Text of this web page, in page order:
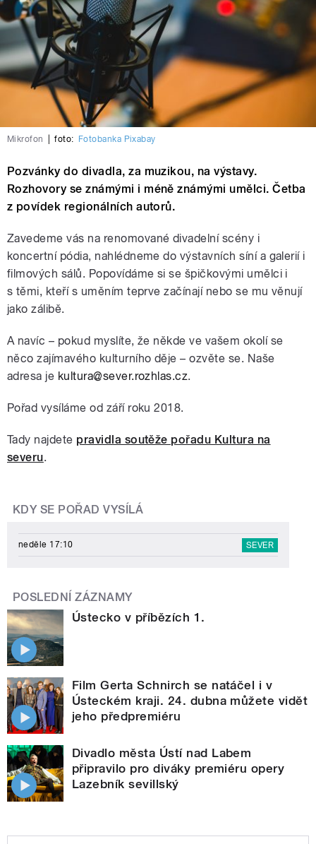
Mikrofon foto: Fotobanka Pixabay
Pozvánky do divadla, za muzikou, na výstavy.
Rozhovory se známými i méně známými umělci. Četba
z povídek regionálních autorů.
Zavedeme vás na renomované divadelní scény i
koncertní pódia, nahlédneme do výstavních síní a galerií i
filmových sálů. Popovídáme si se špičkovými umělci i
s těmi, kteří s uměním teprve začínají nebo se mu věnují
jako zálibě.
A navíc – pokud myslíte, že někde ve vašem okolí se
něco zajímavého kulturního děje – ozvěte se. Naše
adresa je kultura@sever.rozhlas.cz.
Pořad vysíláme od září roku 2018.
Tady najdete pravidla soutěže pořadu Kultura na
severu.
KDY SE POŘAD VYSÍLÁ
neděle 17:10 SEVER
POSLEDNÍ ZÁZNAMY
Ústecko v příbězích 1.
Film Gerta Schnirch se natáčel i v
Ústeckém kraji. 24. dubna můžete vidět
jeho předpremiéru
Divadlo města Ústí nad Labem
připravilo pro diváky premiéru opery
Lazebník sevillský